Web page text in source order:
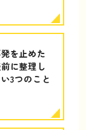
を止めた
に整理し
3つのこと